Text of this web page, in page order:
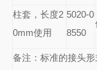
柱套，长度2
0mm使用
5020-0
8550
备注：标准的接头